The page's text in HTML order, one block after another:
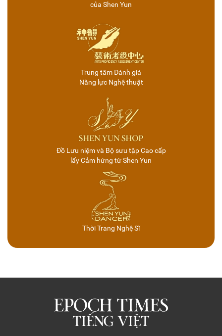
của Shen Yun
Trung tâm Đánh giá
Năng lực Nghệ thuật
Đồ Lưu niệm và Bộ sưu tập Cao cấp
lấy Cảm hứng từ Shen Yun
Thời Trang Nghệ Sĩ